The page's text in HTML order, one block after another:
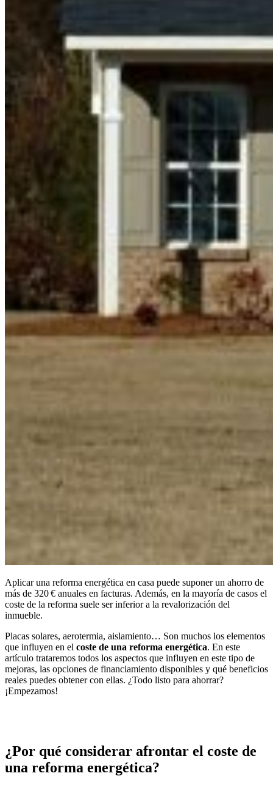
Aplicar una reforma energética en casa puede suponer un ahorro de
más de 320 € anuales en facturas. Además, en la mayoría de casos el
coste de la reforma suele ser inferior a la revalorización del
inmueble.
Placas solares, aerotermia, aislamiento… Son muchos los elementos
que influyen en el coste de una reforma energética. En este
artículo trataremos todos los aspectos que influyen en este tipo de
mejoras, las opciones de financiamiento disponibles y qué beneficios
reales puedes obtener con ellas. ¿Todo listo para ahorrar?
¡Empezamos!
¿Por qué considerar afrontar el coste de
una reforma energética?